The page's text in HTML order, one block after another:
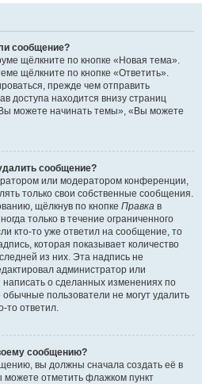
сообщение?
щёлкните по кнопке «Новая тема».
щёлкните по кнопке «Ответить».
прежде чем отправить
доступа находится внизу страниц
можете начинать темы», «Вы можете
сообщение?
или модератором конференции,
только свои собственные сообщения.
щёлкнув по кнопке Правка в
только в течение ограниченного
кто-то уже ответил на сообщение, то
которая показывает количество
из них. Эта надпись не
администратор или
о сделанных изменениях по
пользователи не могут удалить
то ответил.
сообщению?
вы должны сначала создать её в
можете отметить флажком пункт